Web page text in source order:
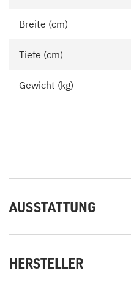
Breite (cm)
Tiefe (cm)
Gewicht (kg)
AUSSTATTUNG
HERSTELLER